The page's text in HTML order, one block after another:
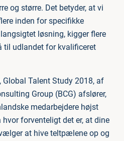
og større. Det betyder, at vi
inden for specifikke
løsning, kigger flere
til udlandet for kvalificeret
Global Talent Study 2018, af
Group (BCG) afslører,
medarbejdere højst
forventeligt det er, at dine
at hive teltpælene op og